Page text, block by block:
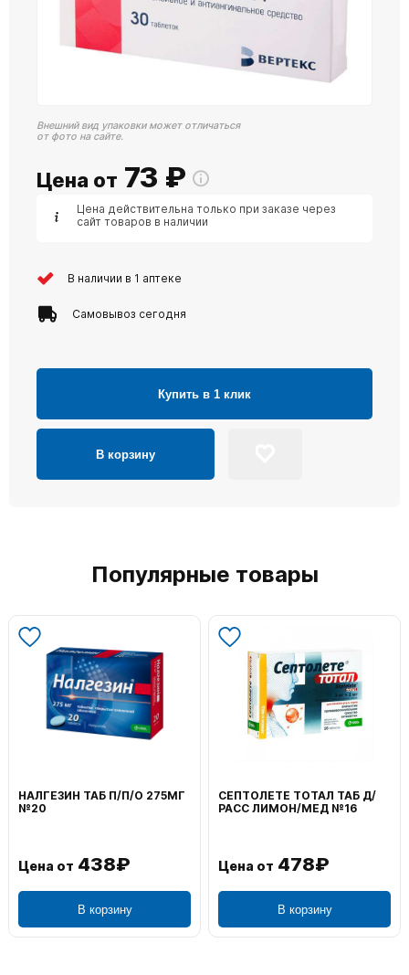
Внешний вид упаковки может отличаться
от фото на сайте.
Цена от 73 ₽
Цена действительна только при заказе через
сайт товаров в наличии
В наличии в 1 аптеке
Самовывоз сегодня
Купить в 1 клик
В корзину
Популярные товары
ВОЛЬТАРЕН ЭМУЛЬГЕЛЬ
НАРУЖ 2% 100Г
Цена от 1 106₽
В корзину
ФЕНИСТИЛ ГЕЛЬ НАРУЖ
0,1% 50Г
Цена от 749₽
В корзину